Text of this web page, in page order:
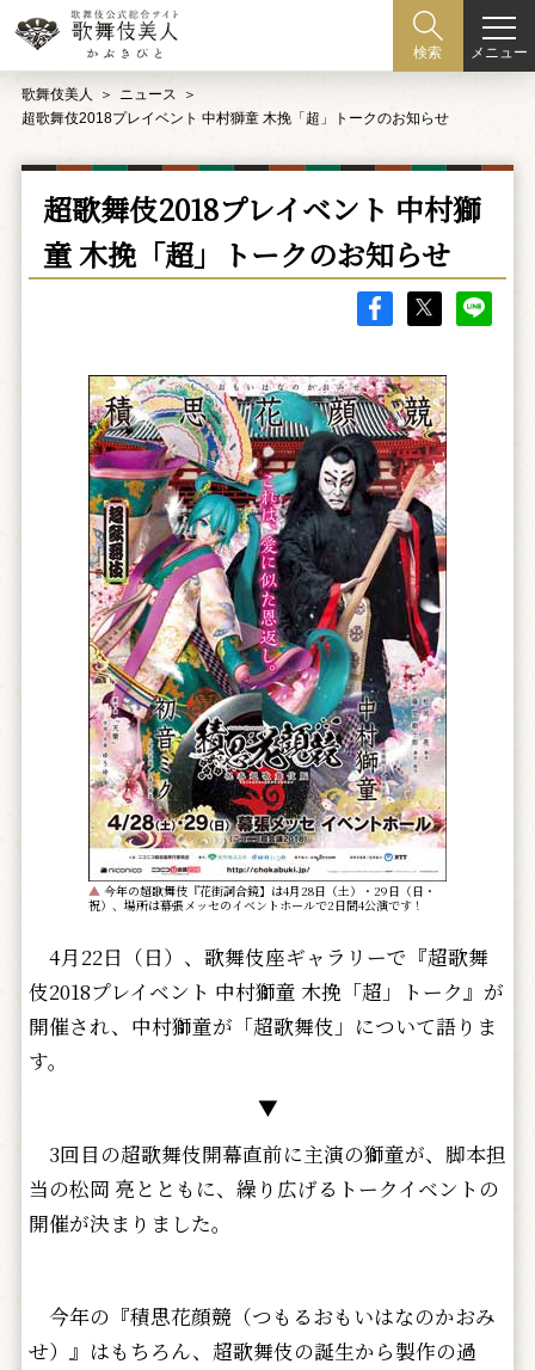
検索 メニュー
歌舞伎美人
ニュース
超歌舞伎2018プレイベント 中村獅童 木挽「超」トークのお知らせ
超歌舞伎2018プレイベント 中村獅
童 木挽「超」トークのお知らせ
▲ 今年の超歌舞伎『花街詞合鏡】は4月28日（土）・29日（日・
祝）、場所は幕張メッセのイベントホールで2日間4公演です！
4月22日（日）、歌舞伎座ギャラリーで『超歌舞
伎2018プレイベント 中村獅童 木挽「超」トーク』が
開催され、中村獅童が「超歌舞伎」について語りま
す。
▼
3回目の超歌舞伎開幕直前に主演の獅童が、脚本担
当の松岡 亮とともに、繰り広げるトークイベントの
開催が決まりました。
今年の『積思花顔競（つもるおもいはなのかおみ
せ）』はもちろん、超歌舞伎の誕生から製作の過